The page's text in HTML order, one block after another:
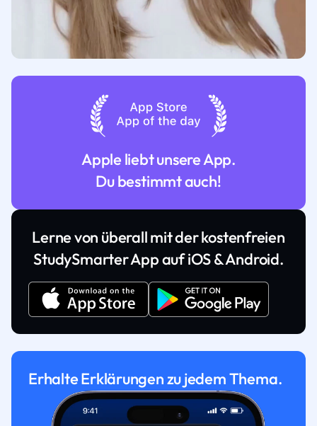
Apple liebt unsere App.
Du bestimmt auch!
Lerne von überall mit der kostenfreien
StudySmarter App auf iOS & Android.
Erhalte Erklärungen zu jedem Thema.